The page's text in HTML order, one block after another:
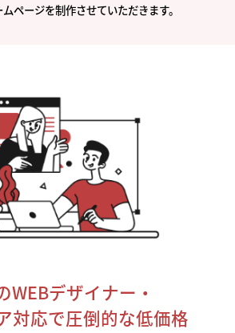
ページを制作させていただきます。
WEBデザイナー・
対応で圧倒的な低価格